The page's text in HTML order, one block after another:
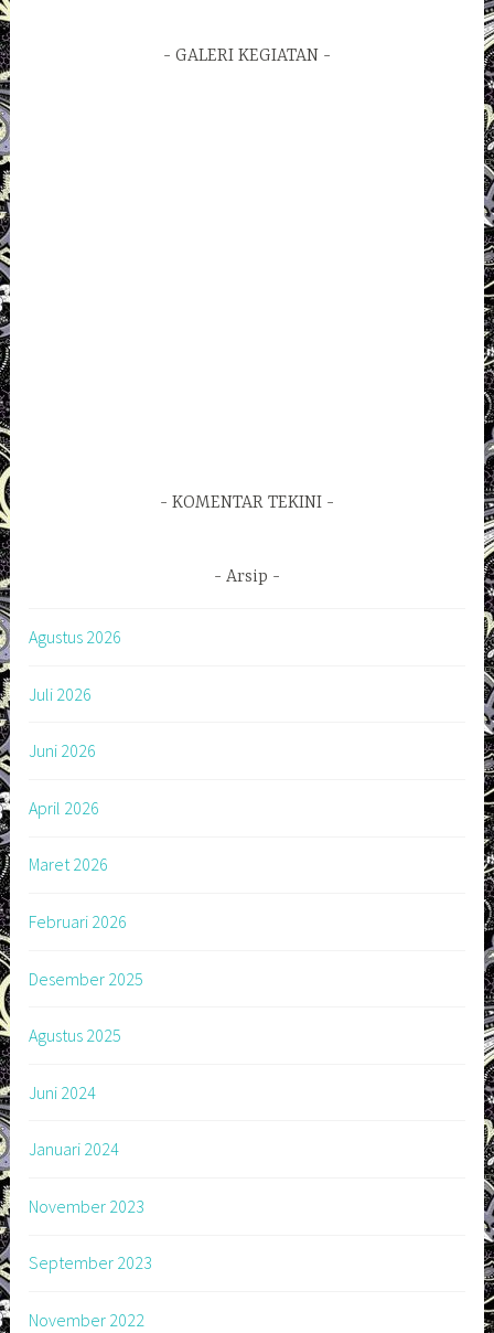
GALERI KEGIATAN
KOMENTAR TEKINI
Arsip
Agustus 2026
Juli 2026
Juni 2026
April 2026
Maret 2026
Februari 2026
Desember 2025
Agustus 2025
Juni 2024
Januari 2024
November 2023
September 2023
November 2022